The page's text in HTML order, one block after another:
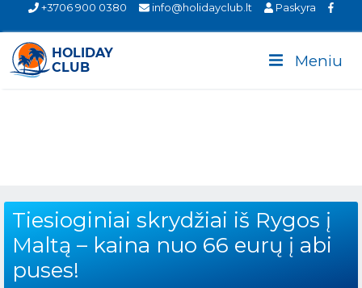
+3706 900 0380 info@holidayclub.lt Paskyra
Meniu
Tiesioginiai skrydžiai iš Rygos į
Maltą – kaina nuo 66 eurų į abi
puses!